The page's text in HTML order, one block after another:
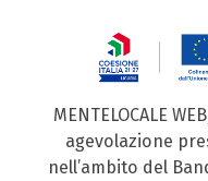
MENTELOCALE
agevolazione
nell’ambito del